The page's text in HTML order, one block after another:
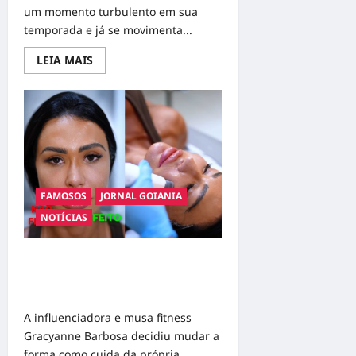
um momento turbulento em sua
temporada e já se movimenta...
LEIA MAISRead
more
Dorival
Júnior
volta
ao
radar
do
São
Paulo
em
meio
à
crise
e
pressão
FAMOSOS
JORNAL GOIANIA
NOTÍCIAS
A influenciadora e musa fitness
Gracyanne Barbosa decidiu mudar a